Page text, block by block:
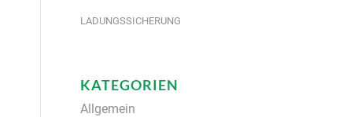
LADUNGSSICHERUNG
KATEGORIEN
Allgemein